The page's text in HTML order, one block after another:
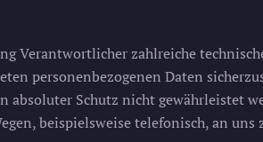
Verantwortlicher zahlreiche
personenbezogenen Daten
Schutz nicht gewährleistet
beispielsweise telefonisch, an